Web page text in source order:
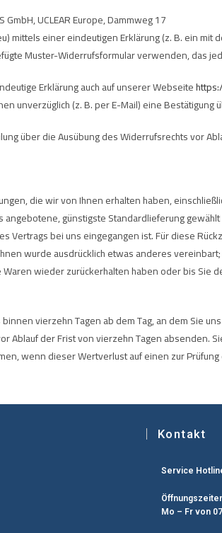
UCLEAR Europe, Dammweg 17
mittels einer eindeutigen Erklärung (z. B. ein
Muster-Widerrufsformular verwenden, das
Erklärung auch auf unserer Webseite
unverzüglich (z. B. per E-Mail) eine
über die Ausübung des Widerrufsrechts vor
die wir von Ihnen erhalten haben,
günstigste Standardlieferung
Vertrags bei uns eingegangen ist. Für diese
wurde ausdrücklich etwas anderes
wieder zurückerhalten haben oder bis Sie
vierzehn Tagen ab dem Tag, an dem Sie
Ablauf der Frist von vierzehn Tagen absenden.
wenn dieser Wertverlust auf einen zur
Kontakt
Service
Mo – Fr von